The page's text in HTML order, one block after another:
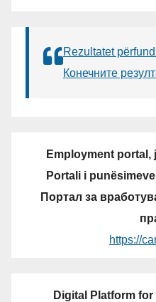
Rezultatet
Конечните
Employment
Portali i
Портал за
https://
Digital Platform